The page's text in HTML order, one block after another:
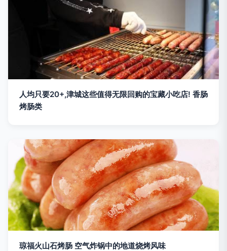
人均只要20+,津城这些值得无限回购的宝藏小吃店! 香肠
烤肠类
琼福火山石烤肠 空气炸锅中的地道烧烤风味